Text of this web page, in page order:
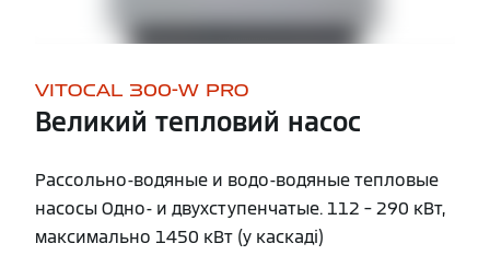
VITOCAL 300-W PRO
Великий тепловий насос
Рассольно-водяные и водо-водяные тепловые
насосы Одно- и двухступенчатые. 112 – 290 кВт,
максимально 1450 кВт (у каскаді)